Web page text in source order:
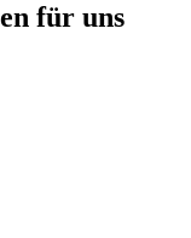
für uns